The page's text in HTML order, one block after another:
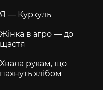
Я — Куркуль
Жінка в агро — до
щастя
Хвала рукам, що
пахнуть хлібом